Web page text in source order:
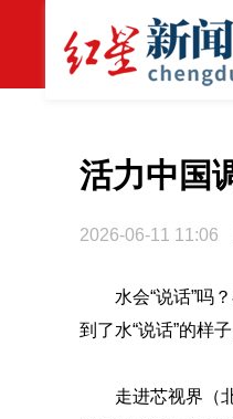
活力中国
2026-06-11 11:06
水会“说话”吗
到了水“说话”的样子
走进芯视界（